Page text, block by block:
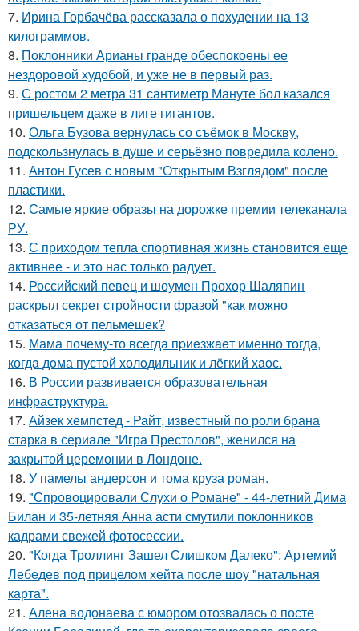
7. Ирина Горбачёва рассказала о похудении на 13
килограммов.
8. Поклонники Арианы гранде обеспокоены ее
нездоровой худобой, и уже не в первый раз.
9. С ростом 2 метра 31 сантиметр Мануте бол казался
пришельцем даже в лиге гигантов.
10. Ольга Бузова вернулась со съёмок в Москву,
подскользнулась в душе и серьёзно повредила колено.
11. Антон Гусев с новым "Открытым Взглядом" после
пластики.
12. Самые яркие образы на дорожке премии телеканала
РУ.
13. С приходом тепла спортивная жизнь становится еще
активнее - и это нас только радует.
14. Российский певец и шоумен Прохор Шаляпин
раскрыл секрет стройности фразой "как можно
отказаться от пельмешек?
15. Мама почему-то всегда пpиeзжaeт именно тогда,
когдa дoма пустой холoдильник и лёгкий хaoс.
16. В России развивается образовательная
инфраструктура.
17. Айзек хемпстед - Райт, известный по роли брана
старка в сериале "Игра Престолов", женился на
закрытой церемонии в Лондоне.
18. У памелы андерсон и тома круза роман.
19. "Спровоцировали Слухи о Романе" - 44-летний Дима
Билан и 35-летняя Анна асти смутили поклонников
кадрами свежей фотосессии.
20. "Когда Троллинг Зашел Слишком Далеко": Артемий
Лебедев под прицелом хейта после шоу "натальная
карта".
21. Алена водонаева с юмором отозвалась о посте